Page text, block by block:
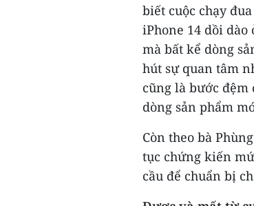
biết cuộc chạy
iPhone 14 dồi dào
mà bất kể dòng
hút sự quan tâm
cũng là bước đệm
dòng sản phẩm
Còn theo bà
tục chứng kiến
cầu để chuẩn bị